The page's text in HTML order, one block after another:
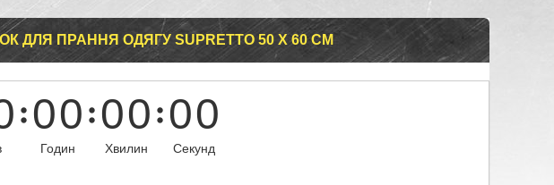
ДЛЯ ПРАННЯ ОДЯГУ SUPRETTO 50 Х 60 СМ
00
Годин
00
Хвилин
00
Секунд